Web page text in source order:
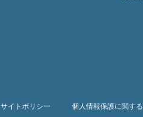
サイトポリシー 個人情報保護に関す